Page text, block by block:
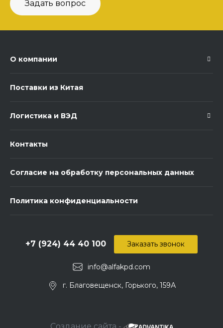
Задать вопрос
О компании
Поставки из Китая
Логистика и ВЭД
Контакты
Согласие на обработку персональных данных
Политика конфиденциальности
info@alfakpd.com
+7 (924) 44 40 100
г. Благовещенск, Горького, 159А
Заказать звонок